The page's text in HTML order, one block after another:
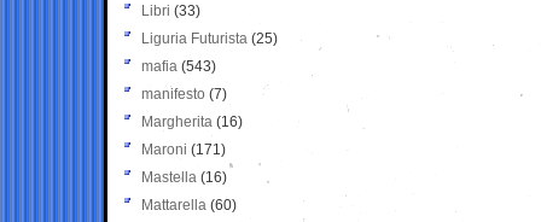
Libri (33)
Liguria Futurista (25)
mafia (543)
manifesto (7)
Margherita (16)
Maroni (171)
Mastella (16)
Mattarella (60)